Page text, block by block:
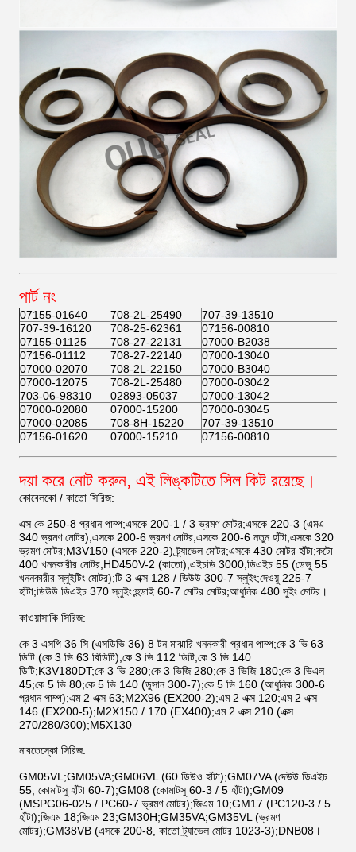
পার্ট নং
07155-01640 708-2L-25490
707-39-13510
707-39-16120
708-25-62361
07156-00810
07155-01125
708-27-22131
07000-B2038
07156-01112
708-27-22140
07000-13040
07000-02070
708-2L-22150
07000-B3040
07000-12075
708-2L-25480
07000-03042
703-06-98310
02893-05037
07000-13042
07000-02080
07000-15200
07000-03045
07000-02085
708-8H-15220
707-39-13510
07156-01620
07000-15210 07156-00810
দয়া করে নোট করুন, এই লিঙ্কটিতে সিল কিট রয়েছে।
কোবেলকো / কাতো সিরিজ:
এস কে 250-8 প্রধান পাম্প;এসকে 200-1 / 3 ভ্রমণ মোটর;এসকে 220-3 (এমএ
340 ভ্রমণ মোটর);এসকে 200-6 ভ্রমণ মোটর;এসকে 200-6 নতুন হাঁটা;এসকে 320
ভ্রমণ মোটর;M3V150 (এসকে 220-2) ট্র্যাভেল মোটর;এসকে 430 মোটর হাঁটা;কটো
400 খননকারীর মোটর;HD450V-2 (কাতো);এইচডি 3000;ডিএইচ 55 (ডেভু 55
খননকারীর স্লুইটিং মোটর);টি 3 এক্স 128 / ডিউউ 300-7 স্লুইং;দেওয়ু 225-7
হাঁটা;ডিউউ ডিএইচ 370 স্লুইং;হুন্ডাই 60-7 মোটর মোটর;আধুনিক 480 সুইং মোটর।
কাওয়াসাকি সিরিজ:
কে 3 এসপি 36 সি (এসডিভি 36) 8 টন মাঝারি খননকারী প্রধান পাম্প;কে 3 ভি 63
ডিটি (কে 3 ভি 63 বিডিটি);কে 3 ভি 112 ডিটি;কে 3 ভি 140
ডিটি;K3V180DT;কে 3 ভি 280;কে 3 ভিজি 280;কে 3 ভিজি 180;কে 3 ভিএল
45;কে 5 ভি 80;কে 5 ভি 140 (ডুসান 300-7);কে 5 ভি 160 (আধুনিক 300-6
প্রধান পাম্প);এম 2 এক্স 63;M2X96 (EX200-2);এম 2 এক্স 120;এম 2 এক্স
146 (EX200-5);M2X150 / 170 (EX400);এম 2 এক্স 210 (এক্স
270/280/300);M5X130
নাবতেস্কো সিরিজ:
GM05VL;GM05VA;GM06VL (60 ডিউও হাঁটা);GM07VA (দেউউ ডিএইচ
55, কোমাটসু হাঁটা 60-7);GM08 (কোমাটসু 60-3 / 5 হাঁটা);GM09
(MSPG06-025 / PC60-7 ভ্রমণ মোটর);জিএম 10;GM17 (PC120-3 / 5
হাঁটা);জিএম 18;জিএম 23;GM30H;GM35VA;GM35VL (ভ্রমণ
মোটর);GM38VB (এসকে 200-8, কাতো ট্র্যাভেল মোটর 1023-3);DNB08।